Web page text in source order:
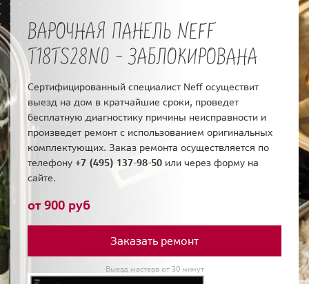
ВАРОЧНАЯ ПАНЕЛЬ NEFF
T18TS28N0 - ЗАБЛОКИРОВАНА
Сертифицированный специалист Neff осуществит
выезд на дом в кратчайшие сроки, проведет
бесплатную диагностику причины неисправности и
произведет ремонт с использованием оригинальных
комплектующих. Заказ ремонта осуществляется по
телефону +7 (495) 137-98-50 или через форму на
сайте.
от 900 руб
Заказать ремонт
Выезд мастера от 30 минут